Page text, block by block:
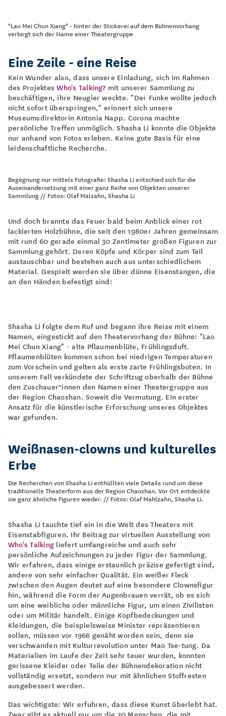
"Lao Mei Chun Xiang" - hinter der Stickerei auf dem Bühnenvorhang
verbirgt sich der Name einer Theatergruppe
Eine Zeile - eine Reise
Kein Wunder also, dass unsere Einladung, sich im Rahmen
des ProjektesWho's Talking? mit unserer Sammlung zu
beschäftigen, ihre Neugier weckte. "Der Funke wollte jedoch
nicht sofort überspringen," erinnert sich unsere
Museumsdirektorin Antonia Napp. Corona machte
persönliche Treffen unmöglich. Shasha Li konnte die Objekte
nur anhand von Fotos erleben. Keine gute Basis für eine
leidenschaftliche Recherche.
Begegnung nur mittels Fotografie: Shasha Li entschied sich für die
Auseinandersetzung mit einer ganz Reihe von Objekten unserer
Sammlung // Fotos: Olaf Malzahn, Shasha Li
Und doch brannte das Feuer bald beim Anblick einer rot
lackierten Holzbühne, die seit den 1980er Jahren gemeinsam
mit rund 60 gerade einmal 30 Zentimeter großen Figuren zur
Sammlung gehört. Deren Köpfe und Körper sind zum Teil
austauschbar und bestehen auch aus unterschiedlichem
Material. Gespielt werden sie über dünne Eisenstangen, die
an den Händen befestigt sind:
Shasha Li folgte dem Ruf und begann ihre Reise mit einem
Namen, eingestickt auf den Theatervorhang der Bühne: "Lao
Mei Chun Xiang" - alte Pflaumenblüte, Frühlingsduft.
Pflaumenblüten kommen schon bei niedrigen Temperaturen
zum Vorschein und gelten als erste zarte Frühlingsboten. In
unserem Fall verkündete der Schriftzug oberhalb der Bühne
den Zuschauer*innen den Namen einer Theatergruppe aus
der Region Chaoshan. Soweit die Vermutung. Ein erster
Ansatz für die künstlerische Erforschung unseres Objektes
war gefunden.
Weißnasen-clowns und kulturelles
Erbe
Die Recherchen von Shasha Li enthüllten viele Details rund um diese
traditionelle Theaterform aus der Region Chaoshan. Vor Ort entdeckte
sie ganz ähnliche Figuren wieder. // Fotos: Olaf Mahlzahn, Shasha Li.
Shasha Li tauchte tief ein in die Welt des Theaters mit
Eisenstabfiguren. Ihr Beitrag zur virtuellen Ausstellung von
Who's Talking liefert umfangreiche und auch sehr
persönliche Aufzeichnungen zu jeder Figur der Sammlung.
Wir erfahren, dass einige erstaunlich präzise gefertigt sind,
andere von sehr einfacher Qualität. Ein weißer Fleck
zwischen den Augen deutet auf eine besondere Clownsfigur
hin, während die Form der Augenbrauen verrät, ob es sich
um eine weibliche oder männliche Figur, um einen Zivilisten
oder um Militär handelt. Einige Kopfbedeckungen und
Kleidungen, die beispielsweise Minister repräsentieren
sollen, müssen vor 1966 genäht worden sein, denn sie
verschwanden mit Kulturrevolution unter Mao Tse-tung. Da
Materialien im Laufe der Zeit sehr teuer wurden, konnten
gerissene Kleider oder Teile der Bühnendekoration nicht
vollständig ersetzt, sondern nur mit ähnlichen Stoffresten
ausgebessert werden.
Das wichtigste: Wir erfuhren, dass diese Kunst überlebt hat.
Zwar gibt es aktuell nur um die 30 Menschen, die mit